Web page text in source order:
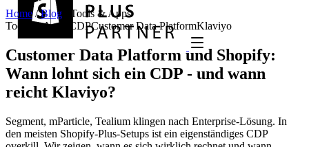
Home / Blog
Tools & Apps
Tools & Apps
CDPCustomer Data PlatformKlaviyo
Customer Data Platform und Shopify:
Wann lohnt sich ein CDP - und wann
reicht Klaviyo?
Segment, mParticle, Tealium klingen nach Enterprise-Lösung. In
den meisten Shopify-Plus-Setups ist ein eigenständiges CDP